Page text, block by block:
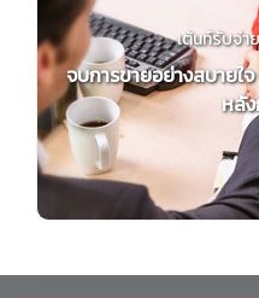
เต้นท์รับจ่า
จบการขายอย่างสบายใ
หลั